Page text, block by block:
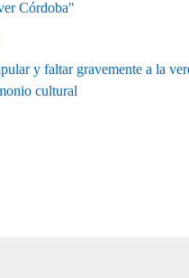
Córdoba"
y faltar gravemente a la
cultural